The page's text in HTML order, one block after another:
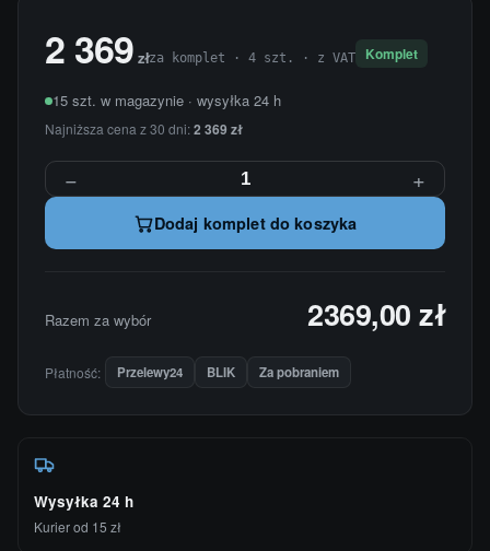
2 369 złza komplet · 4 szt. · z VAT Komplet
15 szt. w magazynie · wysyłka 24 h
Najniższa cena z 30 dni:2 369 zł
− +
Dodaj komplet do koszyka
Razem za wybór 2369,00 zł
Płatność: Przelewy24 BLIK Za pobraniem
Wysyłka 24 h
Kurier od 15 zł